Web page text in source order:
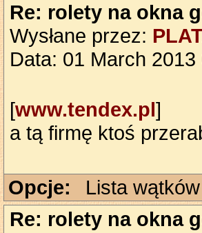
Re: rolety na okna
Wysłane przez:
Data: 01 March 2013
[www.tendex.pl]
a tą firmę ktoś
Opcje: Lista wątków
Re: rolety na okna